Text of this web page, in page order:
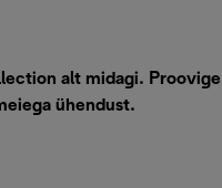
alt midagi. Proovige
ühendust.